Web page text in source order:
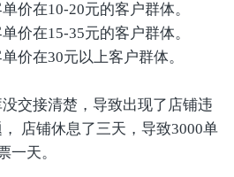
价在10-20元的客户群体。
价在15-35元的客户群体。
价在30元以上客户群体。
交接清楚，导致出现了店铺违
店铺休息了三天，导致3000单
一天。